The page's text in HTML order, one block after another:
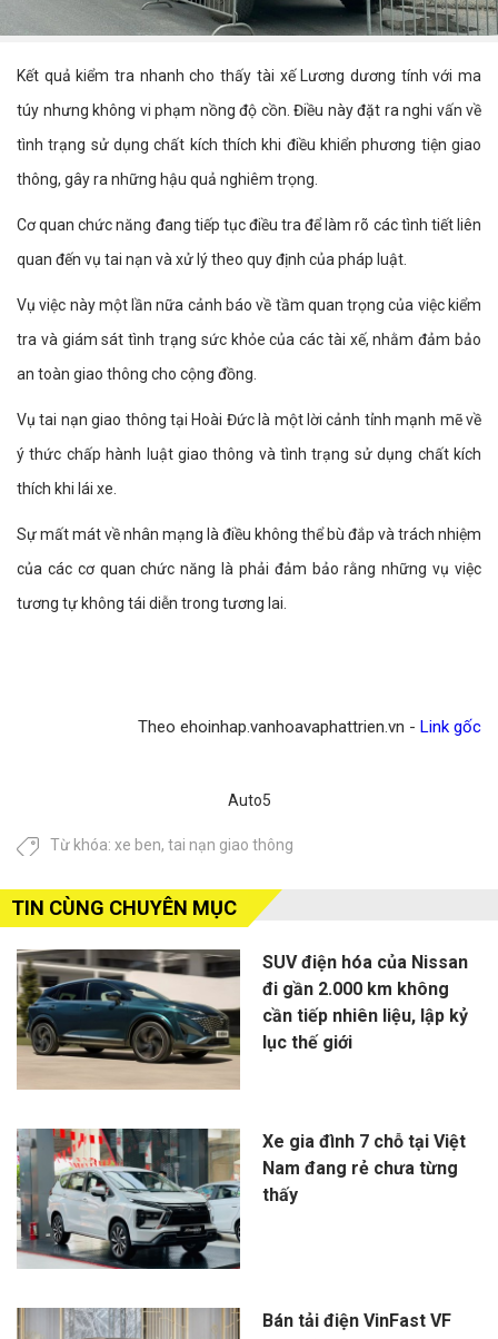
Kết quả kiểm tra nhanh cho thấy tài xế Lương dương tính với ma
túy nhưng không vi phạm nồng độ cồn. Điều này đặt ra nghi vấn về
tình trạng sử dụng chất kích thích khi điều khiển phương tiện giao
thông, gây ra những hậu quả nghiêm trọng.
Cơ quan chức năng đang tiếp tục điều tra để làm rõ các tình tiết liên
quan đến vụ tai nạn và xử lý theo quy định của pháp luật.
Vụ việc này một lần nữa cảnh báo về tầm quan trọng của việc kiểm
tra và giám sát tình trạng sức khỏe của các tài xế, nhằm đảm bảo
an toàn giao thông cho cộng đồng.
Vụ tai nạn giao thông tại Hoài Đức là một lời cảnh tỉnh mạnh mẽ về
ý thức chấp hành luật giao thông và tình trạng sử dụng chất kích
thích khi lái xe.
Sự mất mát về nhân mạng là điều không thể bù đắp và trách nhiệm
của các cơ quan chức năng là phải đảm bảo rằng những vụ việc
tương tự không tái diễn trong tương lai.
Theo ehoinhap.vanhoavaphattrien.vn - Link gốc
Auto5
Từ khóa: xe ben, tai nạn giao thông
TIN CÙNG CHUYÊN MỤC
SUV điện hóa của Nissan
đi gần 2.000 km không
cần tiếp nhiên liệu, lập kỷ
lục thế giới
Xe gia đình 7 chỗ tại Việt
Nam đang rẻ chưa từng
thấy
Bán tải điện VinFast VF